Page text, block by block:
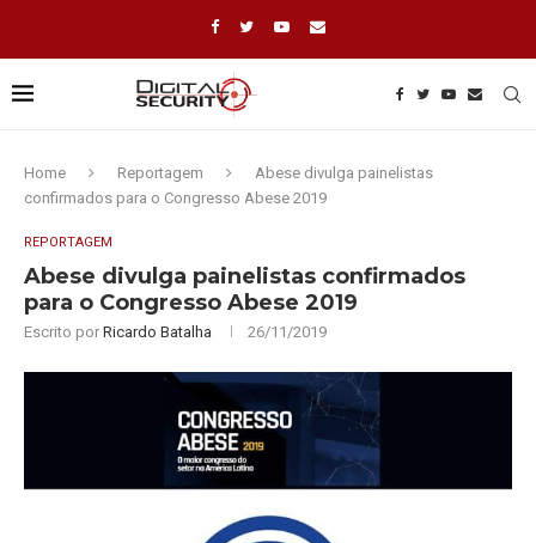
Home Reportagem
Abese divulga painelistas
confirmados para o Congresso Abese 2019
REPORTAGEM
Abese divulga painelistas confirmados
para o Congresso Abese 2019
Escrito por Ricardo Batalha 26/11/2019